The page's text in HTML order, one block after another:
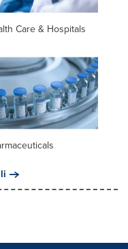
Care & Hospitals